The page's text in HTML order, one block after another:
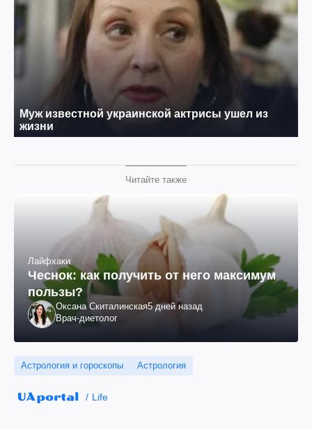
Читайте также
Лайфхаки
Чеснок: как получить от него максимум
пользы?
Оксана Скиталинская5 дней назад
Врач-диетолог
Астрология и гороскопы Астрология
Life